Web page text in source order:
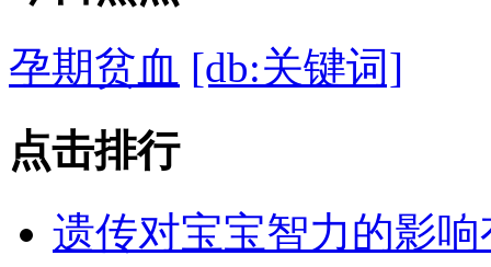
孕期贫血 [db:关键词]
点击排行
遗传对宝宝智力的影